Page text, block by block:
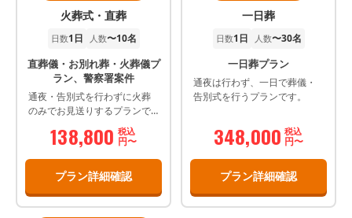
火葬式・直葬
日数1日 人数〜10名
直葬儀・お別れ葬・火葬儀プ
ラン、警察署案件
通夜・告別式を行わずに火葬
のみでお見送りするプランで
す。 弊社で安置をしまして、
火葬当日に火葬場で 最後のお
せ、お焼香、感謝の言葉など
含めお別れして頂きます その
後収骨をして解散となりま
す。
138,800 税込
円〜
プラン詳細確認
一日葬
日数1日 人数〜30名
一日葬プラン
通夜は行わず、一日で葬儀・
告別式を行うプランです。
348,000 税込
円〜
プラン詳細確認